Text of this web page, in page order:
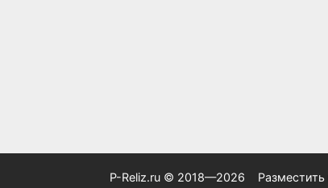
P-Reliz.ru © 2018—2026